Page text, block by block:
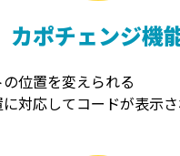
カポチェンジ機
位置を変えられる
対応してコードが表示さ